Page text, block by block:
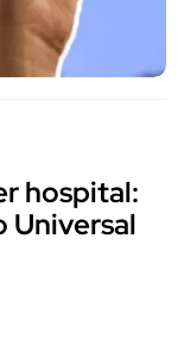
hospital:
Universal